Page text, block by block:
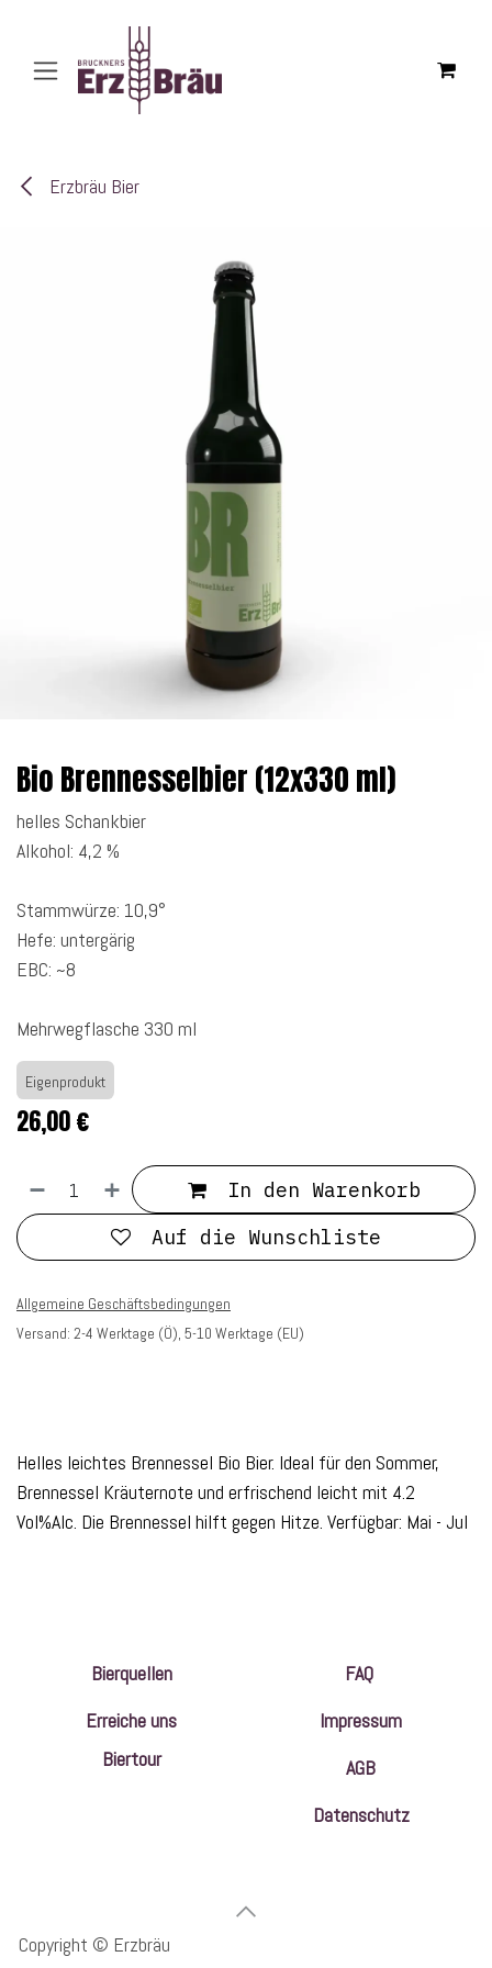
Erzbräu Bier
Bio Brennesselbier (12x330 ml)
helles Schankbier
Alkohol: 4,2 %
Stammwürze: 10,9°
Hefe: untergärig
EBC: ~8
Mehrwegflasche 330 ml
Eigenprodukt
26,00€
In den Warenkorb
Auf die Wunschliste
Allgemeine Geschäftsbedingungen
Versand: 2-4 Werktage (Ö), 5-10 Werktage (EU)
Helles leichtes Brennessel Bio Bier. Ideal für den Sommer,
Brennessel Kräuternote und erfrischend leicht mit 4.2
Vol%Alc. Die Brennessel hilft gegen Hitze. Verfügbar: Mai - Jul
Bierquellen
Erreiche uns
Biertour
FAQ
Impressum
AGB
Datenschutz
Copyright © Erzbräu